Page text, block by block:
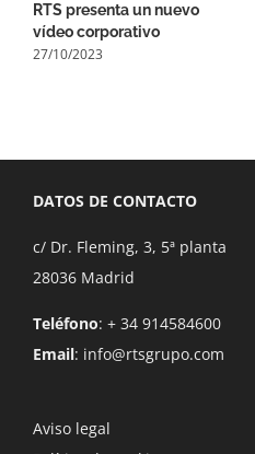
RTS presenta un nuevo
vídeo corporativo
27/10/2023
DATOS DE CONTACTO
c/ Dr. Fleming, 3, 5ª planta
28036 Madrid
Teléfono: + 34 914584600
Email: info@rtsgrupo.com
Aviso legal